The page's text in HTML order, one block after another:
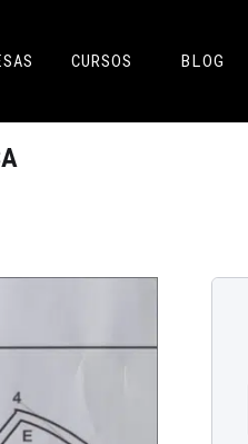
CURSOS BLOG